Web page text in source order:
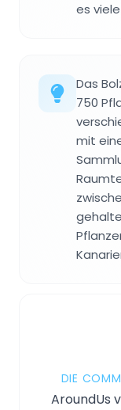
es
Das
750
mit
DIE
AroundUs